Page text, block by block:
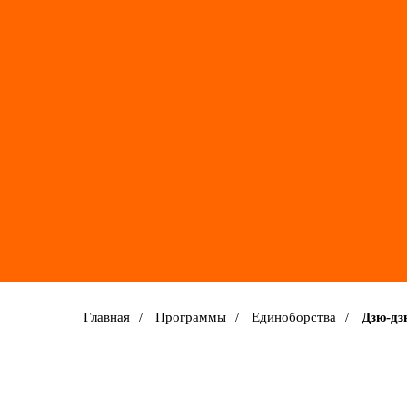
Главная / Программы / Единоборства / Дзю-